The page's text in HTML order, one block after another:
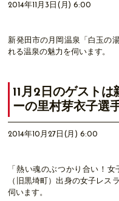
2014年11月3日(月) 6:00
新発田市の月岡温泉「白玉の
れる温泉の魅力を伺います。
11月2日のゲスト
ーの里村芽衣子選
2014年10月27日(月) 6:00
「熱い魂のぶつかり合い！
（旧黒埼町）出身の女子レス
伺います。